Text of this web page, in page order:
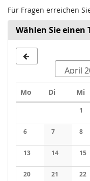
Für Fragen erreichen
Wählen Sie einen
Mo Montag
DiDienstag
Mi
1
6
Keine
7
Keine
8
13
Keine
14
Keine
15
20 21 22